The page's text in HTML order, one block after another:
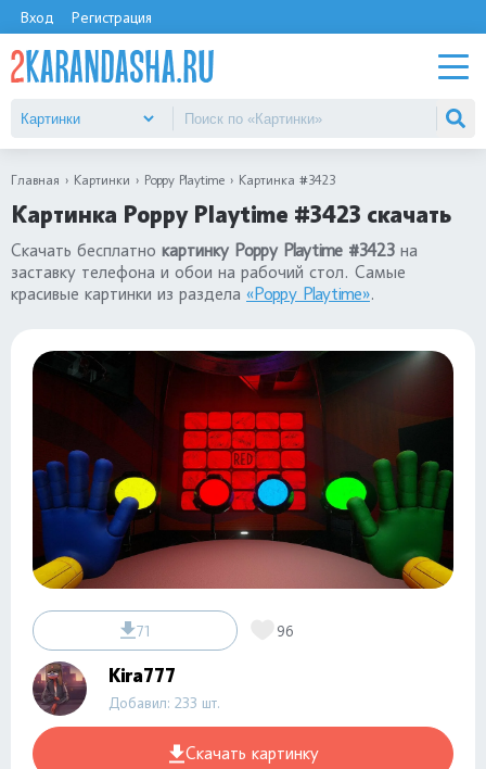
Вход Регистрация
Главная Картинки Poppy Playtime Картинка #3423
Картинка Poppy Playtime #3423 скачать
Скачать бесплатно картинку Poppy Playtime #3423 на
заставку телефона и обои на рабочий стол. Самые
красивые картинки из раздела «Poppy Playtime».
71 96
Kira777
Добавил: 233 шт.
Скачать картинку